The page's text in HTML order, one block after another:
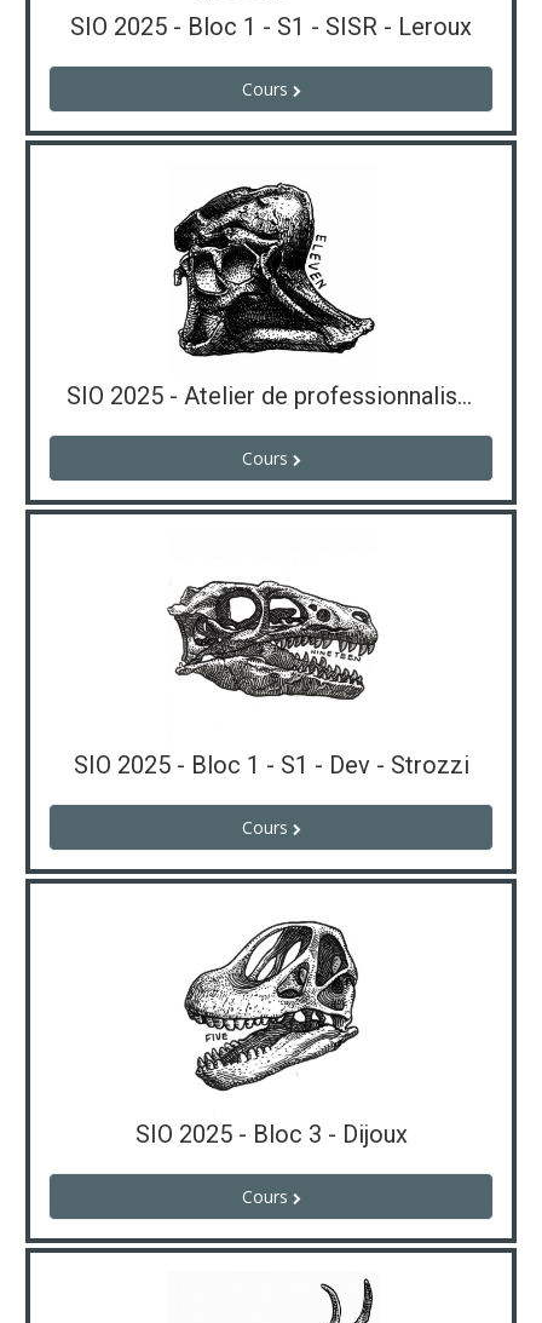
SIO 2025 - Bloc 1 - S1 - SISR - Leroux
Cours
SIO 2025 - Atelier de professionnalisation
Cours
SIO 2025 - Bloc 1 - S1 - Dev - Strozzi
Cours
SIO 2025 - Bloc 3 - Dijoux
Cours